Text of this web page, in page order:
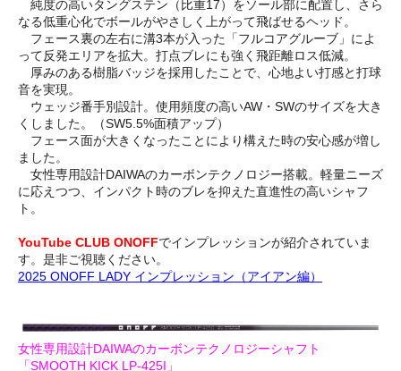
純度の高いタングステン（比重17）をソール部に配置し、さら
なる低重心化でボールがやさしく上がって飛ばせるヘッド。
フェース裏の左右に溝3本が入った「フルコアグルーブ」によ
って反発エリアを拡大。打点ブレにも強く飛距離ロス低減。
厚みのある樹脂バッジを採用したことで、心地よい打感と打球
音を実現。
ウェッジ番手別設計。使用頻度の高いAW・SWのサイズを大き
くしました。（SW5.5%面積アップ）
フェース面が大きくなったことにより構えた時の安心感が増し
ました。
女性専用設計DAIWAのカーボンテクノロジー搭載。軽量ニーズ
に応えつつ、インパクト時のブレを抑えた直進性の高いシャフ
ト。
YouTube CLUB ONOFFでインプレッションが紹介されていま
す。是非ご視聴ください。
2025 ONOFF LADY インプレッション（アイアン編）
女性専用設計DAIWAのカーボンテクノロジーシャフト
「SMOOTH KICK LP-425I」